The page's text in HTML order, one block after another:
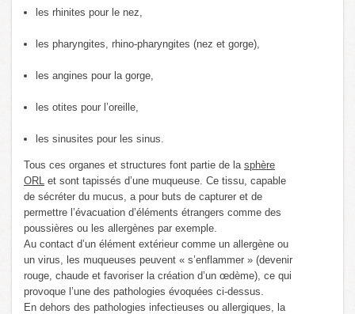
les rhinites pour le nez,
les pharyngites, rhino-pharyngites (nez et gorge),
les angines pour la gorge,
les otites pour l’oreille,
les sinusites pour les sinus.
Tous ces organes et structures font partie de la sphère
ORL et sont tapissés d’une muqueuse. Ce tissu, capable
de sécréter du mucus, a pour buts de capturer et de
permettre l’évacuation d’éléments étrangers comme des
poussières ou les allergènes par exemple.
Au contact d’un élément extérieur comme un allergène ou
un virus, les muqueuses peuvent « s’enflammer » (devenir
rouge, chaude et favoriser la création d’un œdème), ce qui
provoque l’une des pathologies évoquées ci-dessus.
En dehors des pathologies infectieuses ou allergiques, la